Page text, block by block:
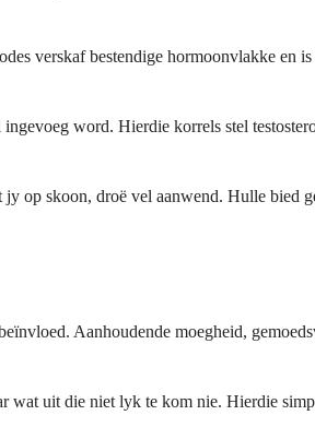
verskaf bestendige hormoonvlakke en
word. Hierdie korrels stel
op skoon, droë vel aanwend. Hulle bied
Aanhoudende moegheid,
wat uit die niet lyk te kom nie. Hierdie